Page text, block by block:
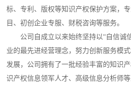
标、专利、版权等知识产权保护方案，
目、初创企业专服、财税咨询等服务。
公司自成立以来始终坚持以“自信诚
业的最先进经营理念，努力创新服务模
发展，公司拥有了一批经验丰富的知识
识产权信息领军人才、高级信息分析师